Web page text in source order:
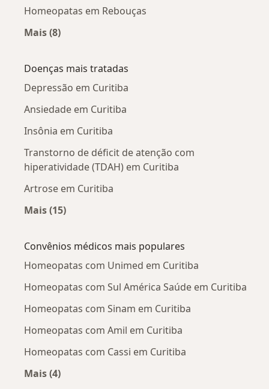
Homeopatas em Rebouças
Mais (8)
Doenças mais tratadas
Depressão em Curitiba
Ansiedade em Curitiba
Insônia em Curitiba
Transtorno de déficit de atenção com
hiperatividade (TDAH) em Curitiba
Artrose em Curitiba
Mais (15)
Convênios médicos mais populares
Homeopatas com Unimed em Curitiba
Homeopatas com Sul América Saúde em Curitiba
Homeopatas com Sinam em Curitiba
Homeopatas com Amil em Curitiba
Homeopatas com Cassi em Curitiba
Mais (4)